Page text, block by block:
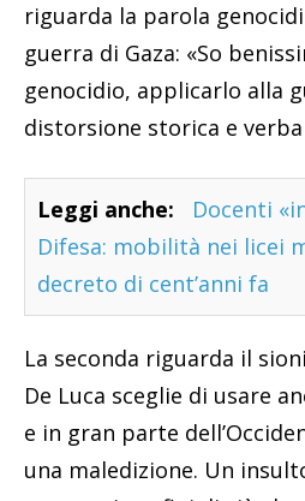
riguarda la parola
guerra di Gaza: «So
genocidio, applicarlo alla
distorsione storica e
Leggi anche:
Docenti
Difesa: mobilità nei licei
decreto di cent’anni fa
La seconda riguarda il
De Luca sceglie di usare
e in gran parte
una maledizione. Un